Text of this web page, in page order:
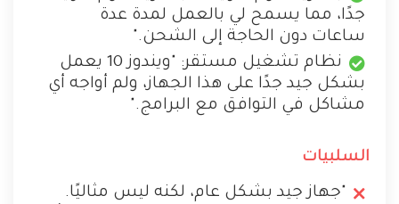
جدًا، مما يسمح لي بالعمل لمدة عدة
ساعات دون الحاجة إلى الشحن."
نظام تشغيل مستقر: "ويندوز 10 يعمل
بشكل جيد جدًا على هذا الجهاز، ولم أواجه أي
مشاكل في التوافق مع البرامج."
السلبيات
"جهاز جيد بشكل عام، لكنه ليس مثاليًا.